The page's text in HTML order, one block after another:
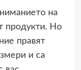
на
продукти. Но
правят
и са